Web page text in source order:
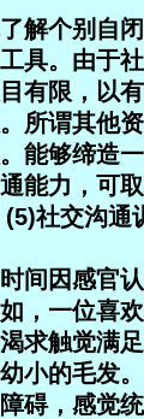
解个别自
具。由于
有限，以
所谓其他
能够缔造
能力，可
社交沟通
间因感官
，一位喜
求触觉满
小的毛发
碍，感觉